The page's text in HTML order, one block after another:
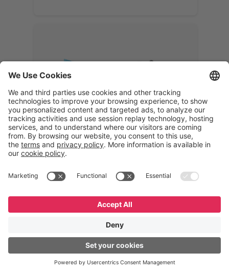
Memphis
Eduardo Ribeiro
CEO
uma solução 360°, que permite
logística reversa. Podemos
verificar, analisar, recondicionar e
reintegrar equipamentos à cadeia,